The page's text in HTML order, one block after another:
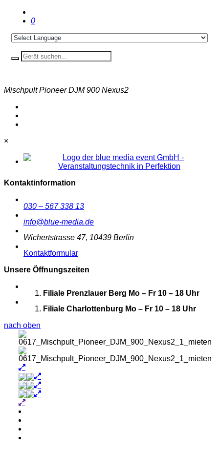
0
Mischpult Pioneer DJM 900 Nexus2
×
Kontaktinformation
030 – 567 338 13
info@blue-media.de
Wichertstrasse 47, 10439 Berlin
Kontaktformular
Unsere Öffnungszeiten
Filiale Prenzlauer Berg Mo – Fr 10 – 18 Uhr
Filiale Charlottenburg Mo – Fr 10 – 18 Uhr
nach oben